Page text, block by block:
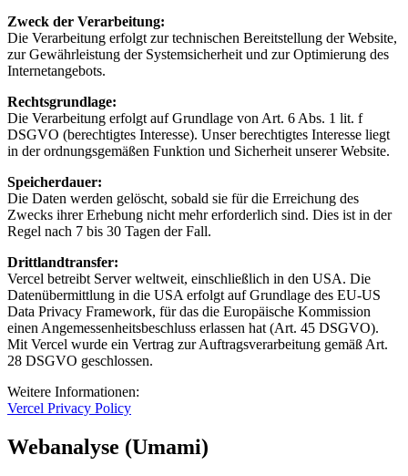
Zweck der Verarbeitung:
Die Verarbeitung erfolgt zur technischen Bereitstellung der Website,
zur Gewährleistung der Systemsicherheit und zur Optimierung des
Internetangebots.
Rechtsgrundlage:
Die Verarbeitung erfolgt auf Grundlage von Art. 6 Abs. 1 lit. f
DSGVO (berechtigtes Interesse). Unser berechtigtes Interesse liegt
in der ordnungsgemäßen Funktion und Sicherheit unserer Website.
Speicherdauer:
Die Daten werden gelöscht, sobald sie für die Erreichung des
Zwecks ihrer Erhebung nicht mehr erforderlich sind. Dies ist in der
Regel nach 7 bis 30 Tagen der Fall.
Drittlandtransfer:
Vercel betreibt Server weltweit, einschließlich in den USA. Die
Datenübermittlung in die USA erfolgt auf Grundlage des EU-US
Data Privacy Framework, für das die Europäische Kommission
einen Angemessenheitsbeschluss erlassen hat (Art. 45 DSGVO).
Mit Vercel wurde ein Vertrag zur Auftragsverarbeitung gemäß Art.
28 DSGVO geschlossen.
Weitere Informationen:
Vercel Privacy Policy
Webanalyse (Umami)